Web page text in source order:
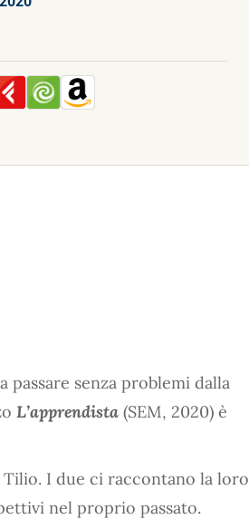
senza problemi dalla
L’apprendista (SEM, 2020) è
I due ci raccontano la loro
nel proprio passato.